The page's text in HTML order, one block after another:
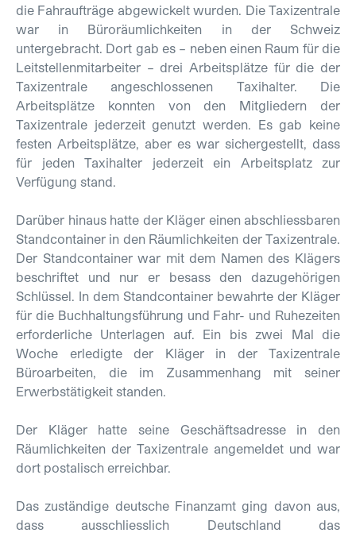
die Fahraufträge abgewickelt wurden. Die Taxizentrale
war in Büroräumlichkeiten in der Schweiz
untergebracht. Dort gab es – neben einen Raum für die
Leitstellenmitarbeiter – drei Arbeitsplätze für die der
Taxizentrale angeschlossenen Taxihalter. Die
Arbeitsplätze konnten von den Mitgliedern der
Taxizentrale jederzeit genutzt werden. Es gab keine
festen Arbeitsplätze, aber es war sichergestellt, dass
für jeden Taxihalter jederzeit ein Arbeitsplatz zur
Verfügung stand.
Darüber hinaus hatte der Kläger einen abschliessbaren
Standcontainer in den Räumlichkeiten der Taxizentrale.
Der Standcontainer war mit dem Namen des Klägers
beschriftet und nur er besass den dazugehörigen
Schlüssel. In dem Standcontainer bewahrte der Kläger
für die Buchhaltungsführung und Fahr- und Ruhezeiten
erforderliche Unterlagen auf. Ein bis zwei Mal die
Woche erledigte der Kläger in der Taxizentrale
Büroarbeiten, die im Zusammenhang mit seiner
Erwerbstätigkeit standen.
Der Kläger hatte seine Geschäftsadresse in den
Räumlichkeiten der Taxizentrale angemeldet und war
dort postalisch erreichbar.
Das zuständige deutsche Finanzamt ging davon aus,
dass ausschliesslich Deutschland das